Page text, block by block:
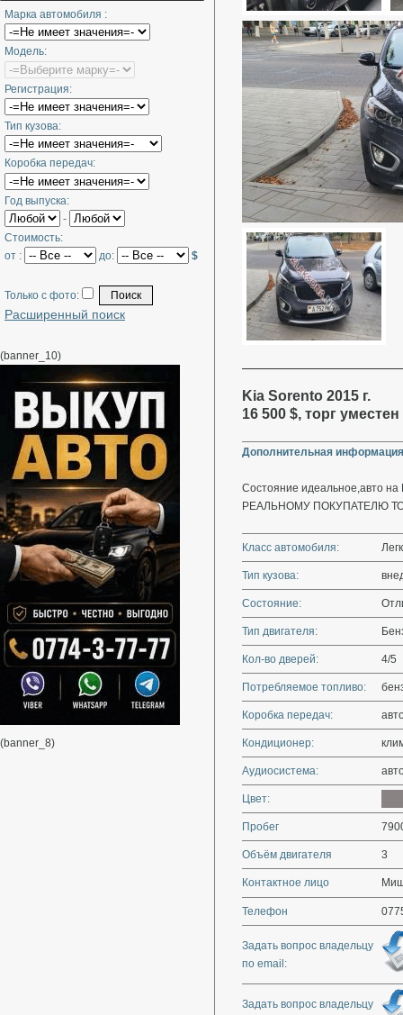
Марка автомобиля :
Модель:
Регистрация:
Тип кузова:
Коробка передач:
Год выпуска:
-
Стоимость:
от :
до: $
Только с фото:
Расширенный поиск
(banner_10)
(banner_8)
Kia Sorento 2015 г.
16 500 $, торг уместен
Дополнительная
Состояние идеальное,авто
РЕАЛЬНОМУ ПОКУПАТЕЛЮ
Класс автомобиля:
Тип кузова:
Состояние:
Тип двигателя:
Кол-во дверей: 4/5
Потребляемое топливо:
Коробка передач:
Кондиционер:
Аудиосистема:
Цвет:
Пробег
Объём двигателя 3
Контактное лицо
Телефон
Задать вопрос владельцу
по email:
Задать вопрос владельцу